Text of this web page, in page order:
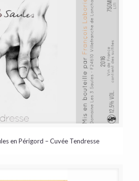
en Périgord – Cuvée Tendresse